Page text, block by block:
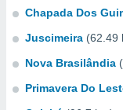
Chapada Dos
Juscimeira (62.49
Nova Brasilândia
Primavera Do